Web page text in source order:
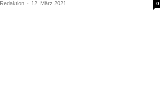
Redaktion - 12. März 2021 0